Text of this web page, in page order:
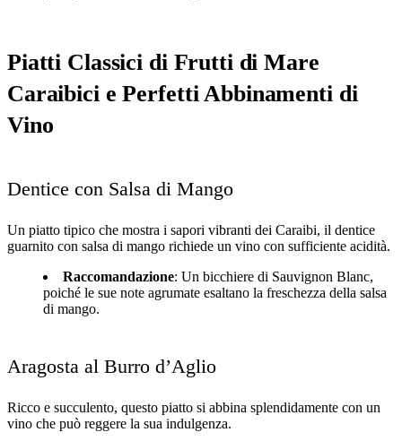
Piatti Classici di Frutti di Mare
Caraibici e Perfetti Abbinamenti di
Vino
Dentice con Salsa di Mango
Un piatto tipico che mostra i sapori vibranti dei Caraibi, il dentice
guarnito con salsa di mango richiede un vino con sufficiente acidità.
Raccomandazione: Un bicchiere di Sauvignon Blanc,
poiché le sue note agrumate esaltano la freschezza della salsa
di mango.
Aragosta al Burro d’Aglio
Ricco e succulento, questo piatto si abbina splendidamente con un
vino che può reggere la sua indulgenza.